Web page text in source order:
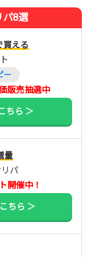
パ8選
買える
ー
販売抽選中
ちら ＞
量
パ
開催中！
ちら ＞